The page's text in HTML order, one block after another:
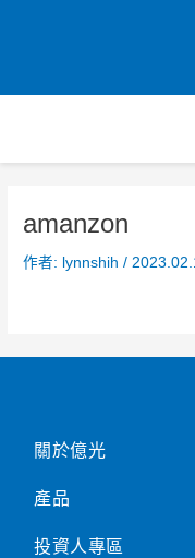
amanzon
作者: lynnshih/
關於億光
產品
投資人專區